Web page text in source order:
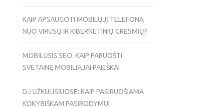
KAIP APSAUGOTI MOBILŲJĮ TELEFONĄ
NUO VIRUSŲ IR KIBERNETINIŲ GRĖSMIŲ?
MOBILUSIS SEO: KAIP PARUOŠTI
SVETAINĘ MOBILIAJAI PAIEŠKAI
DJ UŽKULISIUOSE: KAIP PASIRUOŠIAMA
KOKYBIŠKAM PASIRODYMUI